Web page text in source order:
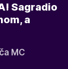
Sagradio
a
MC